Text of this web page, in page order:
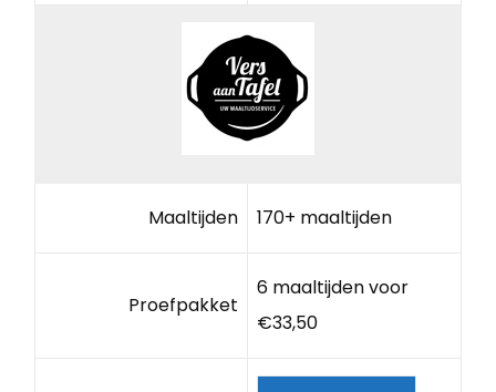
Maaltijden 170+ maaltijden
Proefpakket
6 maaltijden voor
€33,50